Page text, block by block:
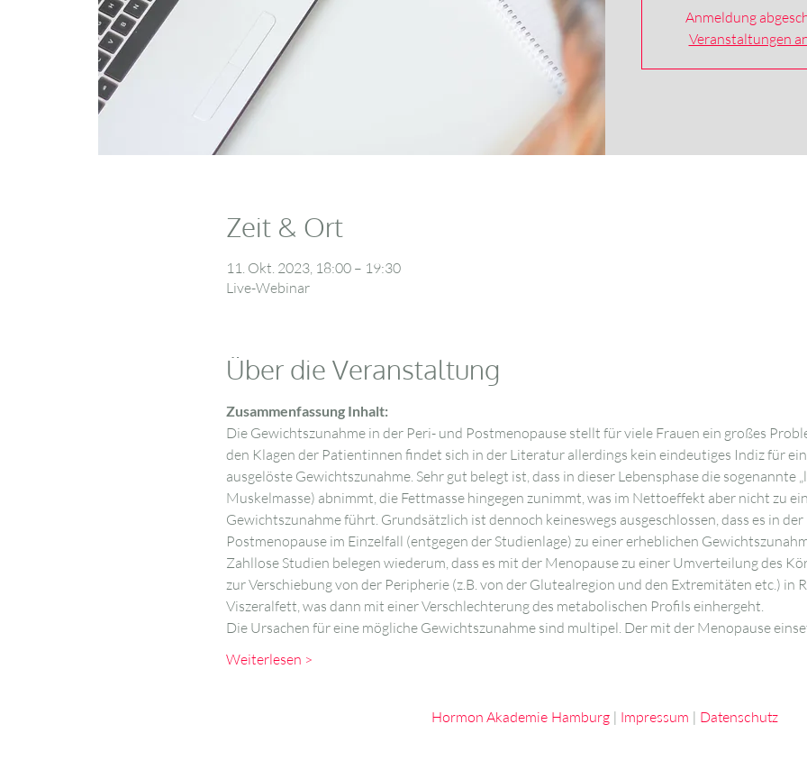
Anmeldung
Veranstaltungen
Zeit & Ort
11. Okt. 2023, 18:00 – 19:30
Live-Webinar
Über die Veranstaltung
Zusammenfassung Inhalt:
Die Gewichtszunahme in der Peri- und Postmenopause stellt für viele Frauen ein großes
den Klagen der Patientinnen findet sich in der Literatur allerdings kein eindeutiges Indiz für
ausgelöste Gewichtszunahme. Sehr gut belegt ist, dass in dieser Lebensphase die sogenannte
Muskelmasse) abnimmt, die Fettmasse hingegen zunimmt, was im Nettoeffekt aber nicht zu
Gewichtszunahme führt. Grundsätzlich ist dennoch keineswegs ausgeschlossen, dass es in
Postmenopause im Einzelfall (entgegen der Studienlage) zu einer erheblichen
Zahllose Studien belegen wiederum, dass es mit der Menopause zu einer Umverteilung des
zur Verschiebung von der Peripherie (z.B. von der Glutealregion und den Extremitäten etc.) in
Viszeralfett, was dann mit einer Verschlechterung des metabolischen Profils einhergeht.
Die Ursachen für eine mögliche Gewichtszunahme sind multipel. Der mit der Menopause
Weiterlesen >
Hormon Akademie Hamburg | Impressum | Datenschutz